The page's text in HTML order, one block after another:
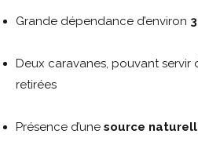
Grande dépendance d’environ
Deux caravanes, pouvant
retirées
Présence d’une source